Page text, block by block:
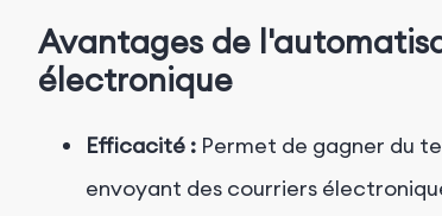
Avantages de
électronique
Efficacité : Permet de gagner du
envoyant des courriers